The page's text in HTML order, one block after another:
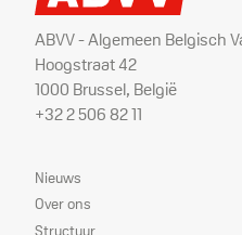
ABVV - Algemeen Belgisch
Hoogstraat 42
1000 Brussel, België
+32 2 506 82 11
Sitemap
Nieuws
Over ons
Structuur